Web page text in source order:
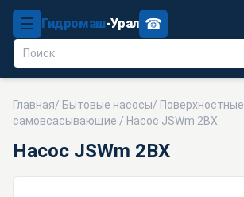
☰ Гидромаш-Урал ☎
Главная/ Бытовые насосы/ Поверхностные
самовсасывающие / Насос JSWm 2BX
Насос JSWm 2BX